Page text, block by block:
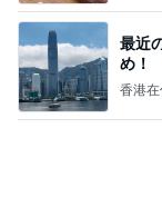
最近
め！
香港